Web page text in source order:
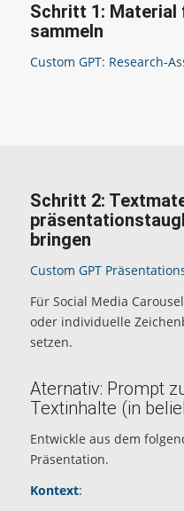
Schritt 1:
sammeln
Custom GPT: Research-
Schritt 2:
bringen
Custom GPT
Für Social Media
oder individuelle
setzen.
Aternativ: Prompt
Textinhalte (in
Entwickle aus dem
Präsentation.
Kontext: